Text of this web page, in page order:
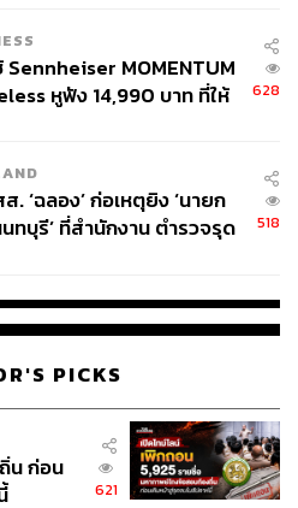
Sennheiser MOMENTUM
หูฟัง 14,990 บาท ที่ให้
628
. ‘ฉลอง’ ก่อเหตุยิง ‘นายก
ทบุรี’ ที่สำนักงาน ตำรวจรุด
518
PICKS
น ก่อน
621